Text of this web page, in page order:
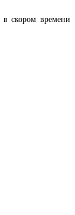
скором времени